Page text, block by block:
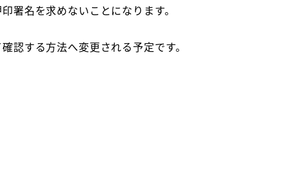
署名を求めないことになります。
認する方法へ変更される予定です。